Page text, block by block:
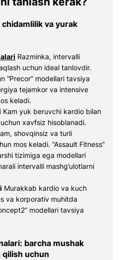
va yurak
Razminka, intervalli
uchun ideal tanlovdir.
“Precor” modellari tavsiya
tejamkor va intensive
keladi.
Kam yuk beruvchi kardio bilan
uchun xavfsiz hisoblanadi.
shovqinsiz va turli
mos keladi. “Assault Fitness”
tizimiga ega modellari
intervalli mashg’ulotlarni
Murakkab kardio va kuch
va korporativ muhitda
modellari tavsiya
barcha mushak
uchun